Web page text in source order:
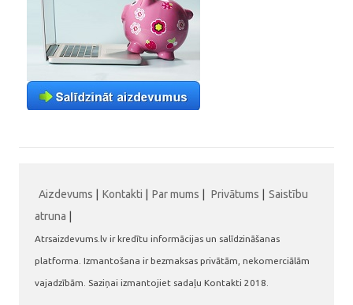
Aizdevums Kontakti Par mums Privātums
Saistību
atruna
Atrsaizdevums.lv ir kredītu informācijas un salīdzināšanas
platforma. Izmantošana ir bezmaksas privātām, nekomerciālām
vajadzībām. Saziņai izmantojiet sadaļu Kontakti 2018.